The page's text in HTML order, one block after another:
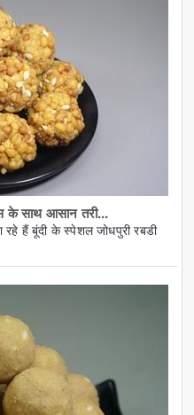
के साथ आसान तरी...
हैं बूंदी के स्पेशल जोधपुरी रबडी